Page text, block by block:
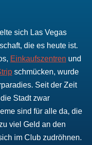
sich Las Vegas
die es heute ist.
Einkaufszentren und
schmücken, wurde
Seit der Zeit
Stadt zwar
sind für alle da, die
viel Geld an den
im Club zudröhnen.